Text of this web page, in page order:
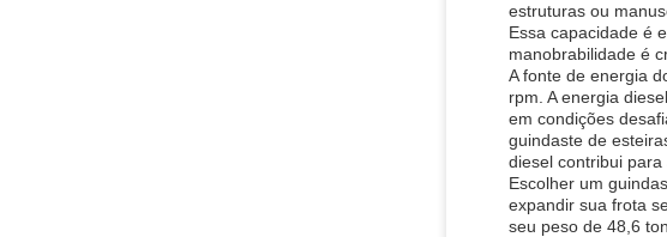
estruturas ou
Essa capacidade é
manobrabilidade é
A fonte de energia
rpm. A energia
em condições
guindaste de
diesel contribui
Escolher um
expandir sua frota
seu peso de 48,6